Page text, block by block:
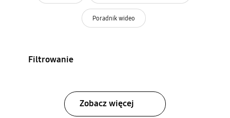
Poradnik wideo
Filtrowanie
Zobacz więcej